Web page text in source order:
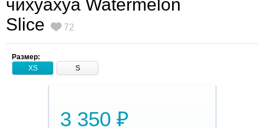
чихуахуа Watermelon
Slice
72
Размер:
XS
S
3 350 ₽